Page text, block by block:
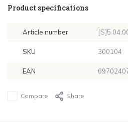
Product specifications
Article number
SKU 300104
EAN
Compare Share